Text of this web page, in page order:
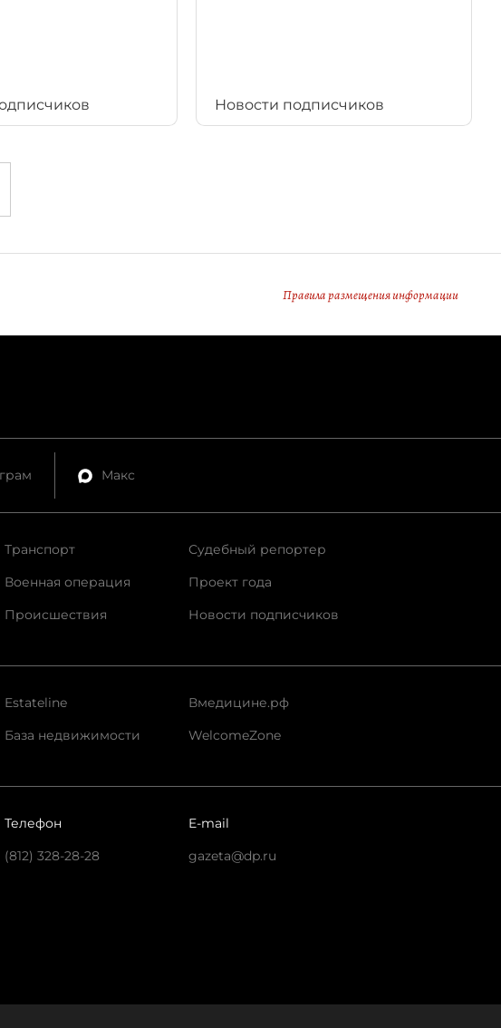
Новости подписчиков
Правила размещения информации
Макс
Транспорт
Военная операция
Происшествия
Судебный репортер
Проект года
Новости подписчиков
Estateline
База недвижимости
Вмедицине.рф
WelcomeZone
Телефон
(812) 328-28-28
E-mail
gazeta@dp.ru